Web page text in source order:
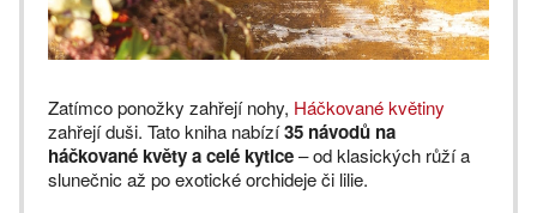
Zatímco ponožky zahřejí nohy, Háčkované květiny
zahřejí duši. Tato kniha nabízí35 návodů na
háčkované květy a celé kytice– od klasických růží a
slunečnic až po exotické orchideje či lilie.